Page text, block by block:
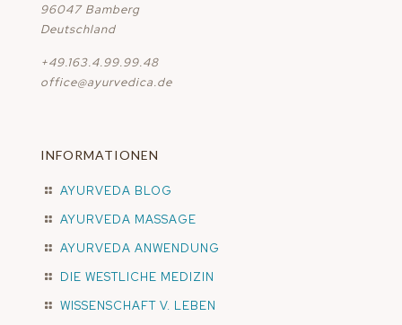
96047 Bamberg
Deutschland
+49.163.4.99.99.48
office@ayurvedica.de
INFORMATIONEN
AYURVEDA BLOG
AYURVEDA MASSAGE
AYURVEDA ANWENDUNG
DIE WESTLICHE MEDIZIN
WISSENSCHAFT V. LEBEN